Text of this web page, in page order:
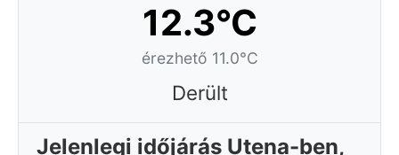
12.3°C
érezhető 11.0°C
Derült
Jelenlegi időjárás Utena-ben,